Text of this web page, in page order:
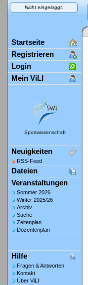
Nicht eingeloggt.
Startseite
Registrieren
Login
Mein ViLI
Sportwissenschaft
Neuigkeiten
RSS-Feed
Dateien
Veranstaltungen
Sommer 2026
Winter 2025/26
Archiv
Suche
Zeitenplan
Dozentenplan
Hilfe
Fragen & Antworten
Kontakt
Über ViLI